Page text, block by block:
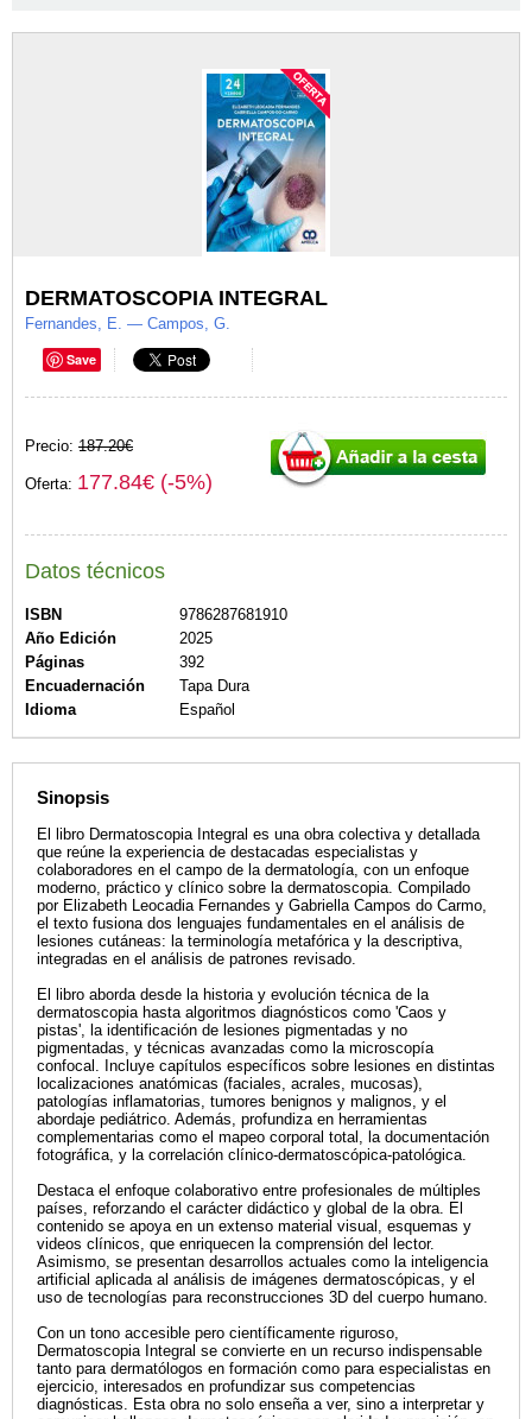
DERMATOSCOPIA INTEGRAL
Fernandes, E. — Campos, G.
Save
Precio: 187.20€
Oferta: 177.84€ (-5%)
Datos técnicos
ISBN
9786287681910
Año Edición
2025
Páginas
392
Encuadernación
Tapa Dura
Idioma
Español
Sinopsis
El libro Dermatoscopia Integral es una obra colectiva y detallada
que reúne la experiencia de destacadas especialistas y
colaboradores en el campo de la dermatología, con un enfoque
moderno, práctico y clínico sobre la dermatoscopia. Compilado
por Elizabeth Leocadia Fernandes y Gabriella Campos do Carmo,
el texto fusiona dos lenguajes fundamentales en el análisis de
lesiones cutáneas: la terminología metafórica y la descriptiva,
integradas en el análisis de patrones revisado.
El libro aborda desde la historia y evolución técnica de la
dermatoscopia hasta algoritmos diagnósticos como 'Caos y
pistas', la identificación de lesiones pigmentadas y no
pigmentadas, y técnicas avanzadas como la microscopía
confocal. Incluye capítulos específicos sobre lesiones en distintas
localizaciones anatómicas (faciales, acrales, mucosas),
patologías inflamatorias, tumores benignos y malignos, y el
abordaje pediátrico. Además, profundiza en herramientas
complementarias como el mapeo corporal total, la documentación
fotográfica, y la correlación clínico-dermatoscópica-patológica.
Destaca el enfoque colaborativo entre profesionales de múltiples
países, reforzando el carácter didáctico y global de la obra. El
contenido se apoya en un extenso material visual, esquemas y
videos clínicos, que enriquecen la comprensión del lector.
Asimismo, se presentan desarrollos actuales como la inteligencia
artificial aplicada al análisis de imágenes dermatoscópicas, y el
uso de tecnologías para reconstrucciones 3D del cuerpo humano.
Con un tono accesible pero científicamente riguroso,
Dermatoscopia Integral se convierte en un recurso indispensable
tanto para dermatólogos en formación como para especialistas en
ejercicio, interesados en profundizar sus competencias
diagnósticas. Esta obra no solo enseña a ver, sino a interpretar y